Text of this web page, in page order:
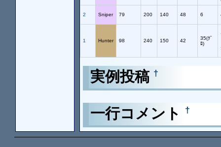
2 Sniper 79 200 140 48 6
1 Hunter 98 240 150 42
35(ｸﾞ
ﾛ)
実例投稿 †
一行コメント †